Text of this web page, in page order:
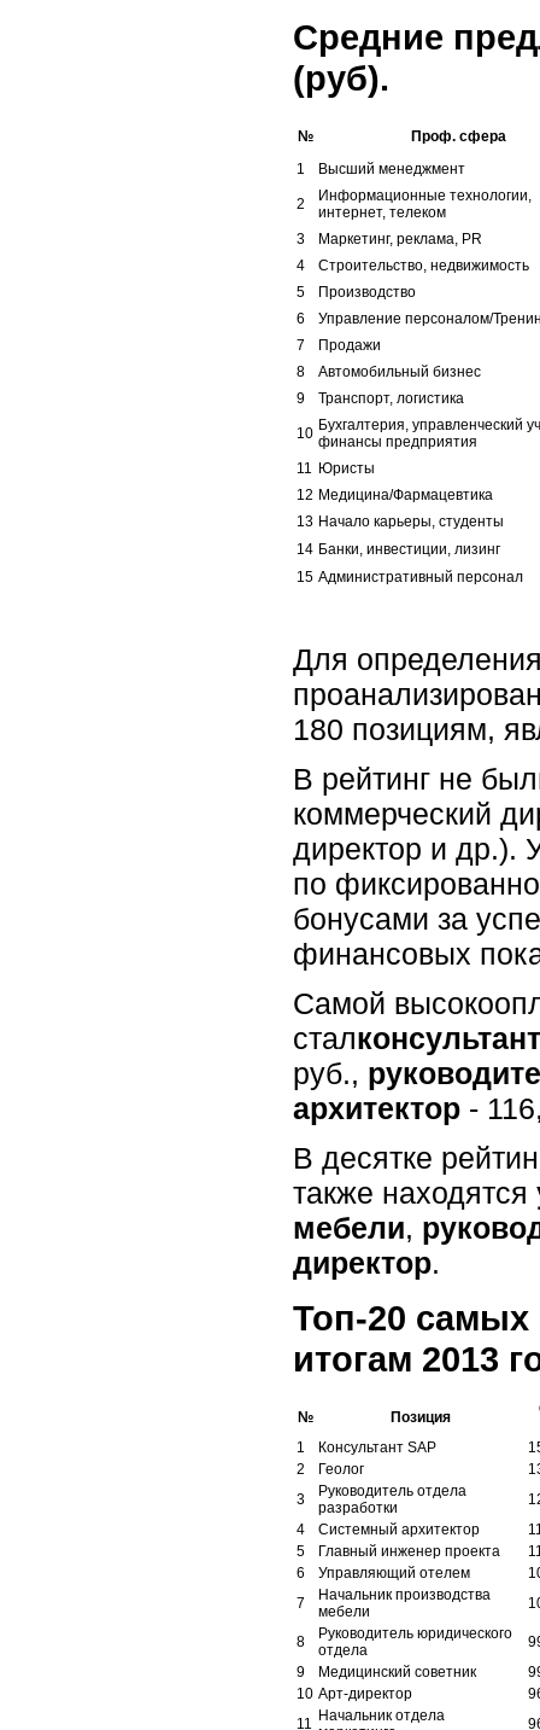
Средние
(руб).
№
Проф. сфера
1
Высший менеджмент
2
Информационные технологии,
интернет, телеком
3
Маркетинг, реклама, PR
4
Строительство, недвижимость
5
Производство
6
Управление персоналом/
7
Продажи
8
Автомобильный бизнес
9
Транспорт, логистика
10 Бухгалтерия, управленческий
финансы предприятия
11
Юристы
12 Медицина/Фармацевтика
13 Начало карьеры, студенты
14 Банки, инвестиции, лизинг
15 Административный персонал
Для
180 позициям,
В рейтинг не
коммерческий
директор и др.).
по
бонусами за
финансовых
Самой
стал
руб.,
архитектор -
В десятке
также находятся
мебели,
директор.
Топ-20
итогам 2013
№ Позиция
1 Консультант SAP
2
Геолог
3
Руководитель отдела
разработки
4
Системный архитектор
5
Главный инженер проекта
6
Управляющий отелем
7
Начальник производства
мебели
8
Руководитель юридического
отдела
9
Медицинский советник
10 Арт-директор
11
Начальник отдела